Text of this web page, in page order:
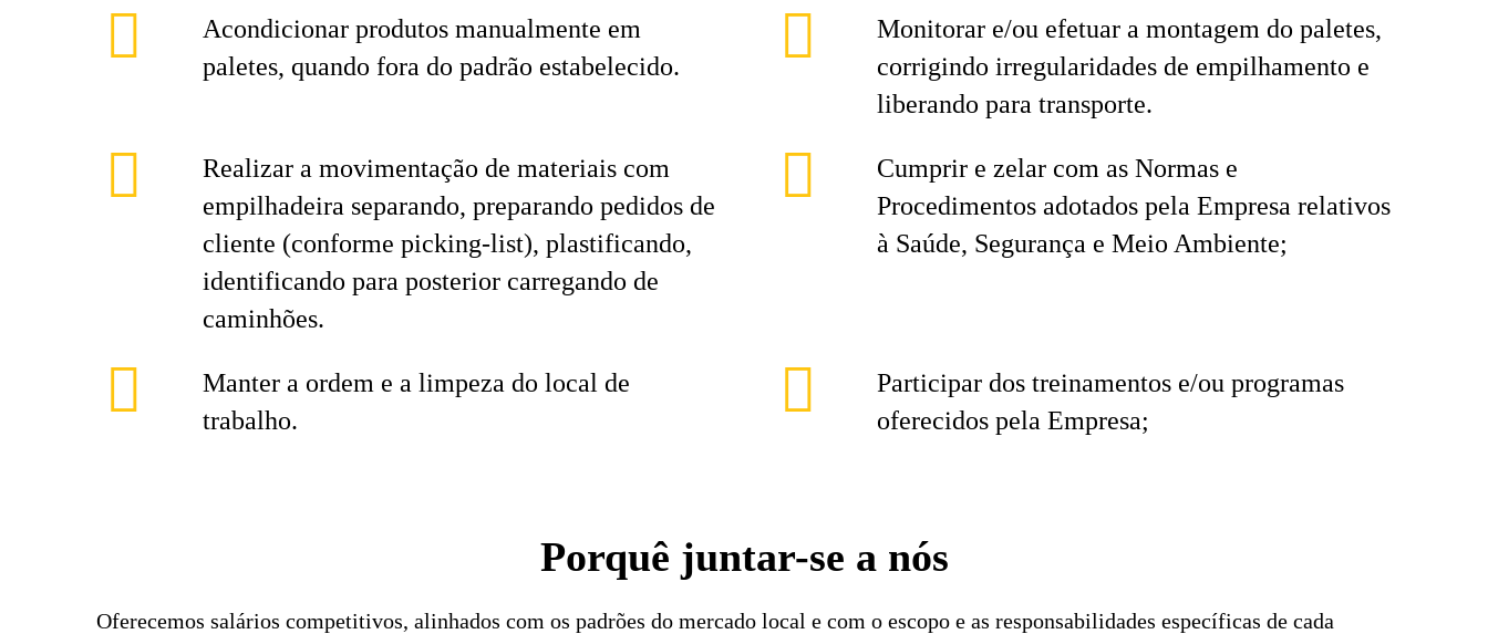
Acondicionar produtos manualmente em
paletes, quando fora do padrão estabelecido.
Monitorar e/ou efetuar a montagem do paletes,
corrigindo irregularidades de empilhamento e
liberando para transporte.
Realizar a movimentação de materiais com
empilhadeira separando, preparando pedidos de
cliente (conforme picking-list), plastificando,
identificando para posterior carregando de
caminhões.
Cumprir e zelar com as Normas e
Procedimentos adotados pela Empresa relativos
à Saúde, Segurança e Meio Ambiente;
Manter a ordem e a limpeza do local de
trabalho.
Participar dos treinamentos e/ou programas
oferecidos pela Empresa;
Porquê juntar-se a nós
Oferecemos salários competitivos, alinhados com os padrões do mercado local e com o escopo e as responsabilidades específicas de cada